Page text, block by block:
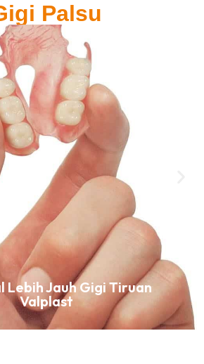
Palsu
Lebih Jauh Gigi Tiruan
Valplast